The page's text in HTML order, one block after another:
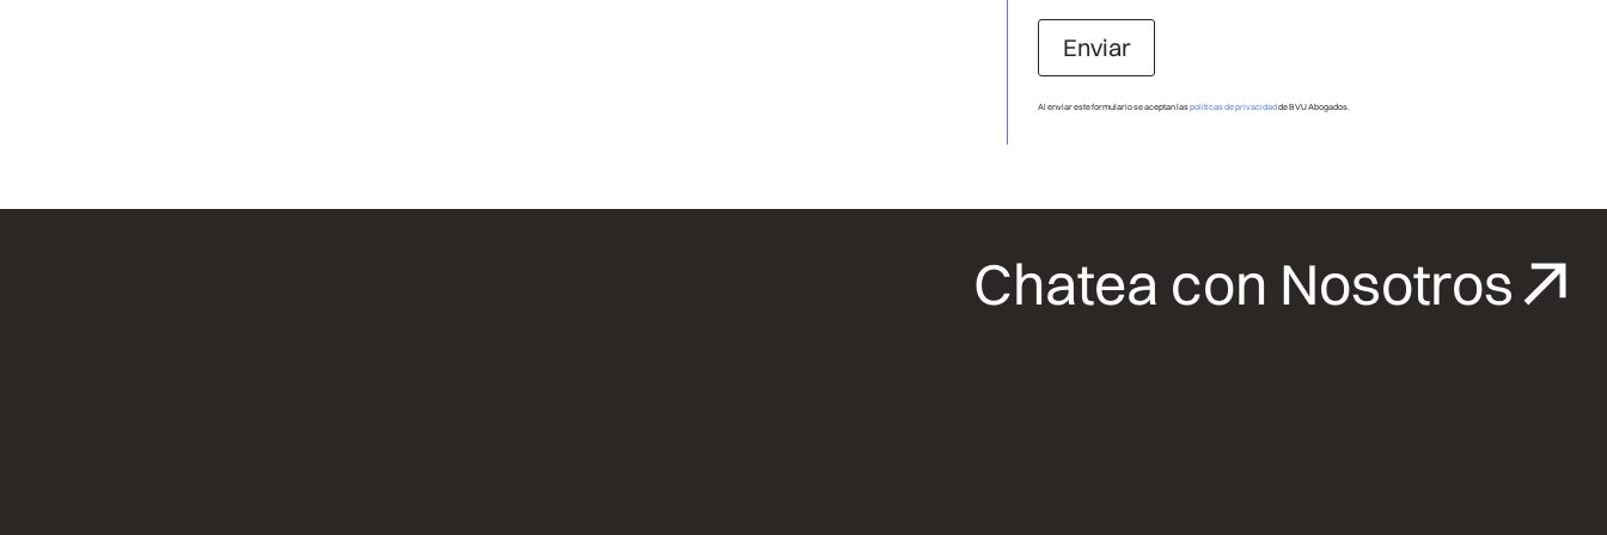
Enviar
Al enviar este formulario se aceptan laspolíticas de privacidadde BVU Abogados.
Chatea con Nosotros